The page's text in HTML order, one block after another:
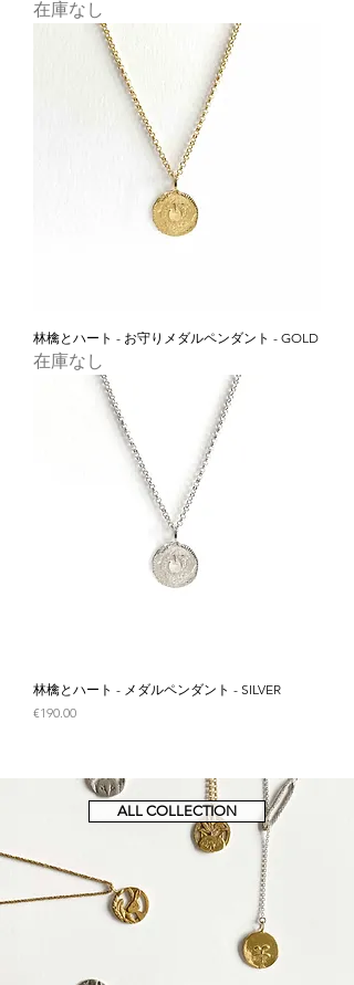
在庫なし
林檎とハート - お守りメダルペンダント - GOLD
在庫なし
林檎とハート - メダルペンダント - SILVER
価格
€190.00
ALL COLLECTION